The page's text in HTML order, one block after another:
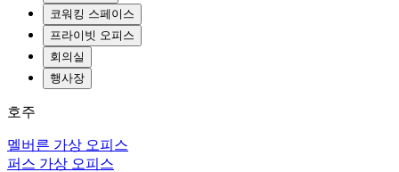
코워킹 스페이스
프라이빗 오피스
회의실
행사장
호주
멜버른 가상 오피스
퍼스 가상 오피스